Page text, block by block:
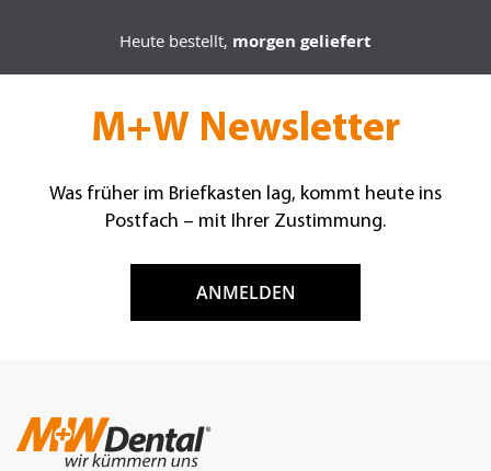
Heute bestellt, morgen geliefert
M+W Newsletter
Was früher im Briefkasten lag, kommt heute ins
Postfach – mit Ihrer Zustimmung.
ANMELDEN